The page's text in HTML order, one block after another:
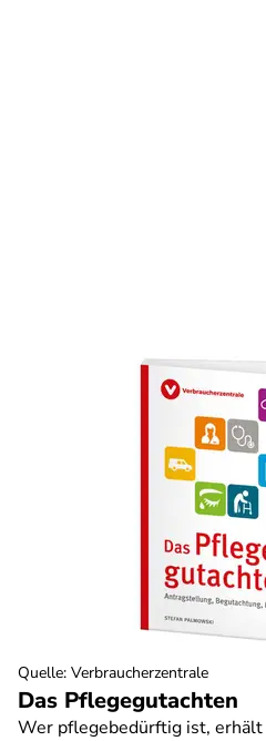
Das Pflegegutachten
Wer pflegebedürftig ist,
Quelle: Verbraucherzentrale